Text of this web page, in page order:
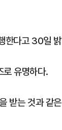
한다고 30일
로 유명하다.
받는 것과 같